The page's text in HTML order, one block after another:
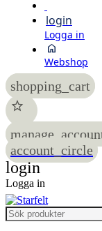
login
Logga in
home
Webshop
shopping_cart
star
account_circle
login
Logga in